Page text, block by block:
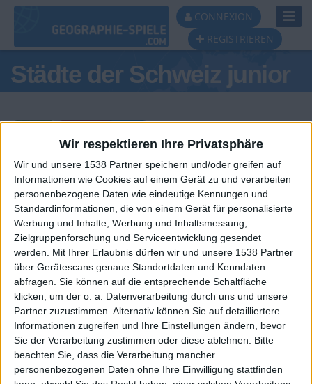
Wir respektieren Ihre Privatsphäre
Wir und unsere 1538 Partner speichern und/oder greifen auf
Informationen wie Cookies auf einem Gerät zu und verarbeiten
personenbezogene Daten wie eindeutige Kennungen und
Standardinformationen, die von einem Gerät für personalisierte
Werbung und Inhalte, Werbung und Inhaltsmessung,
Zielgruppenforschung und Serviceentwicklung gesendet
werden. Mit Ihrer Erlaubnis dürfen wir und unsere 1538 Partner
über Gerätescans genaue Standortdaten und Kenndaten
abfragen. Sie können auf die entsprechende Schaltfläche
klicken, um der o. a. Datenverarbeitung durch uns und unsere
Partner zuzustimmen. Alternativ können Sie auf detailliertere
Informationen zugreifen und Ihre Einstellungen ändern, bevor
Sie der Verarbeitung zustimmen oder diese ablehnen. Bitte
beachten Sie, dass die Verarbeitung mancher
personenbezogenen Daten ohne Ihre Einwilligung stattfinden
CONNEXION
REGISTRIEREN
Städte der Schweiz junior
Tagespodest
#1
Funny1
🇺🇸 We noticed you’re visiting
from an English-speaking
country